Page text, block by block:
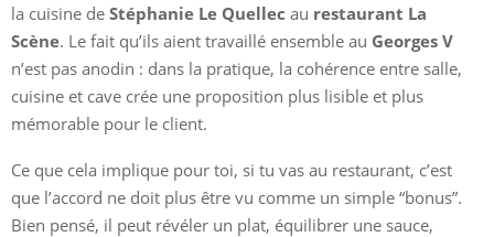
la cuisine de Stéphanie Le Quellec au restaurant La
Scène. Le fait qu’ils aient travaillé ensemble au Georges V
n’est pas anodin : dans la pratique, la cohérence entre salle,
cuisine et cave crée une proposition plus lisible et plus
mémorable pour le client.
Ce que cela implique pour toi, si tu vas au restaurant, c’est
que l’accord ne doit plus être vu comme un simple “bonus”.
Bien pensé, il peut révéler un plat, équilibrer une sauce,